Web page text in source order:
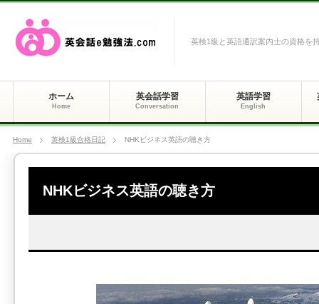
英検1級と英語通訳案内士の資格を
ホーム
Home
英会話学習
Conversation
英語学習
English
Home 英検1級合格日記 NHKビジネス英語の聴き方
NHKビジネス英語の聴き方